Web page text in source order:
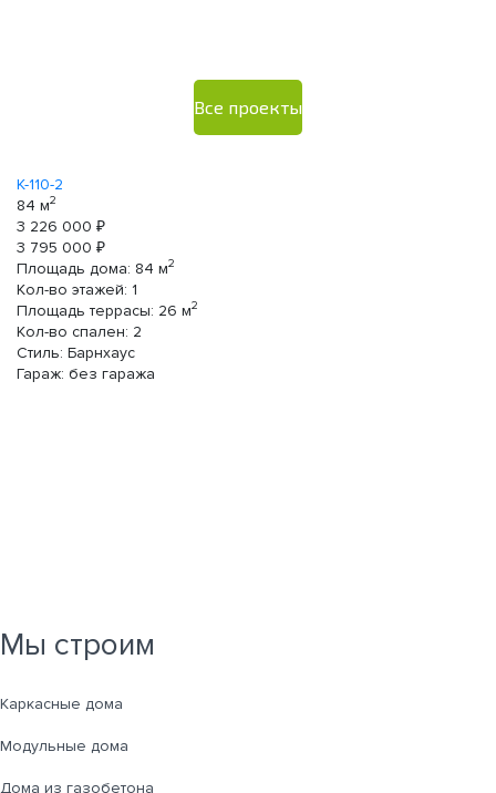
Все проекты
К-110-2
84 м2
3 226 000 ₽
3 795 000 ₽
Площадь дома: 84 м2
Кол-во этажей: 1
Площадь террасы: 26 м2
Кол-во спален: 2
Стиль: Барнхаус
Гараж: без гаража
Мы строим
Каркасные дома
Модульные дома
Дома из газобетона